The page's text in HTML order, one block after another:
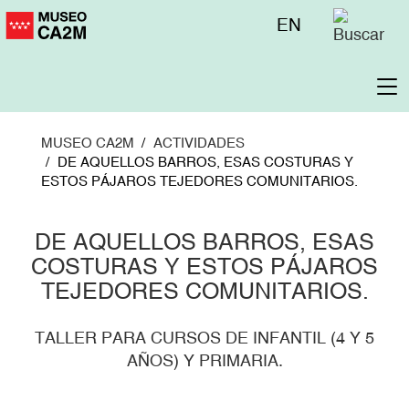
Pasar
Menú
EN
MUSEO CA2M
ACTIVIDADES
DE AQUELLOS BARROS, ESAS COSTURAS Y
ESTOS PÁJAROS TEJEDORES COMUNITARIOS.
DE AQUELLOS BARROS, ESAS
COSTURAS Y ESTOS PÁJAROS
TEJEDORES COMUNITARIOS.
TALLER PARA CURSOS DE INFANTIL (4 Y 5
AÑOS) Y PRIMARIA.